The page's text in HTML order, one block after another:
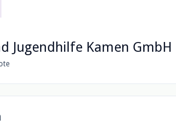
Jugendhilfe Kamen GmbH